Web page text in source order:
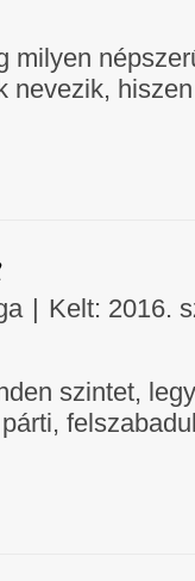
nevezik,
| Kelt: 2016.
szintet,